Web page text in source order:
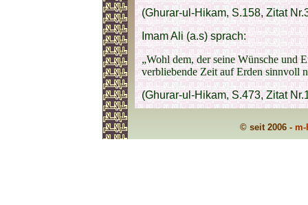
(Ghurar-ul-Hikam, S.158, Zitat
Imam Ali (a.s) sprach:
„Wohl dem, der seine Wünsche und
verbliebende Zeit auf Erden sinnvoll
(Ghurar-ul-Hikam, S.473, Zitat
© seit 2006 -